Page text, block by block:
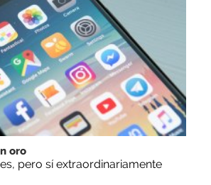
oro
pero sí extraordinariamente